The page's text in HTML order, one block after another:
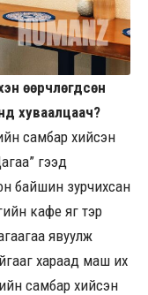
өөрчлөгдсөн
хуваалцаач?
самбар хийсэн
гээд
байшин зурчихсан
кафе яг тэр
явуулж
хараад маш их
самбар хийсэн